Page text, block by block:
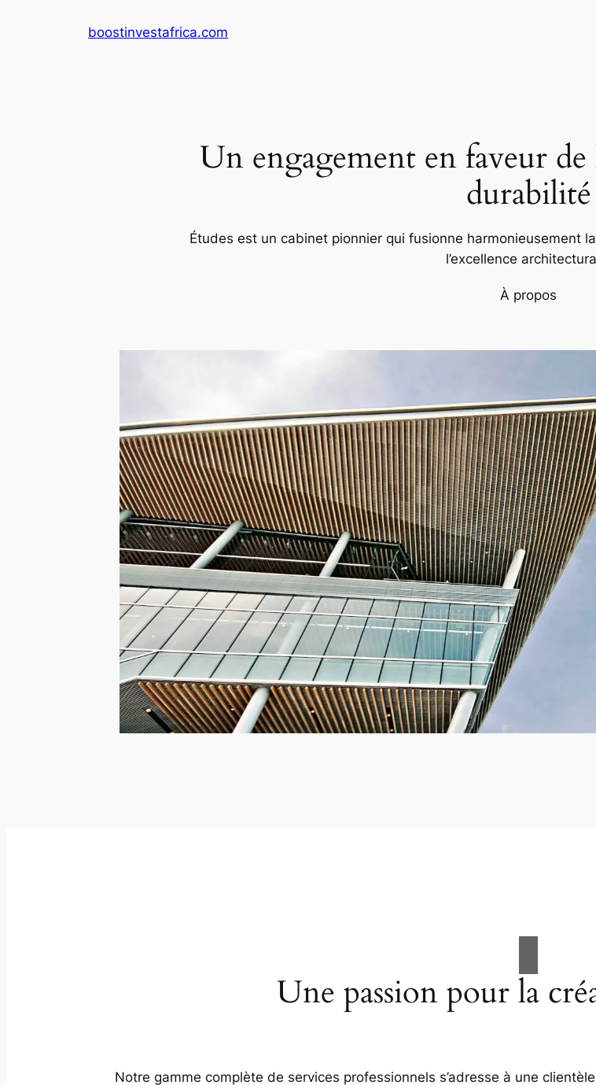
boostinvestafrica.com
Un engagement en faveur
durabilité
Études est un cabinet pionnier qui fusionne harmonieusement
l’excellence
À propos
Une passion pour la
Notre gamme complète de services professionnels s’adresse à une